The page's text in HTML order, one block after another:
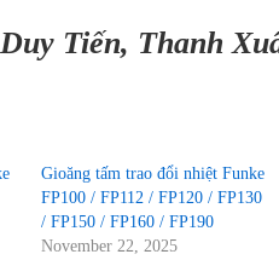
Tiến, Thanh
Gioăng tấm trao đổi nhiệt Funke
FP100 / FP112 / FP120 / FP130
/ FP150 / FP160 / FP190
November 22, 2025